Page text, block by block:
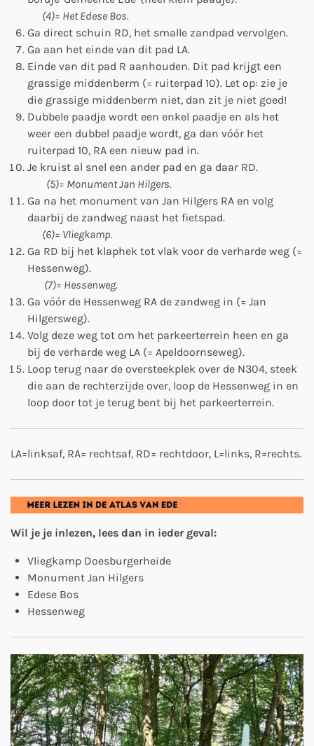
(4)= Het Edese Bos.
Ga direct schuin RD, het smalle zandpad vervolgen.
Ga aan het einde van dit pad LA.
Einde van dit pad R aanhouden. Dit pad krijgt een
grassige middenberm (= ruiterpad 10). Let op: zie je
die grassige middenberm niet, dan zit je niet goed!
Dubbele paadje wordt een enkel paadje en als het
weer een dubbel paadje wordt, ga dan vóór het
ruiterpad 10, RA een nieuw pad in.
Je kruist al snel een ander pad en ga daar RD.
(5)= Monument Jan Hilgers.
Ga na het monument van Jan Hilgers RA en volg
daarbij de zandweg naast het fietspad.
(6)= Vliegkamp.
Ga RD bij het klaphek tot vlak voor de verharde weg (=
Hessenweg).
(7)= Hessenweg.
Ga vóór de Hessenweg RA de zandweg in (= Jan
Hilgersweg).
Volg deze weg tot om het parkeerterrein heen en ga
bij de verharde weg LA (= Apeldoornseweg).
Loop terug naar de oversteekplek over de N304, steek
die aan de rechterzijde over, loop de Hessenweg in en
loop door tot je terug bent bij het parkeerterrein.
LA=linksaf, RA= rechtsaf, RD= rechtdoor, L=links, R=rechts.
Wil je je inlezen, lees dan in ieder geval:
Vliegkamp Doesburgerheide
Monument Jan Hilgers
Edese Bos
Hessenweg